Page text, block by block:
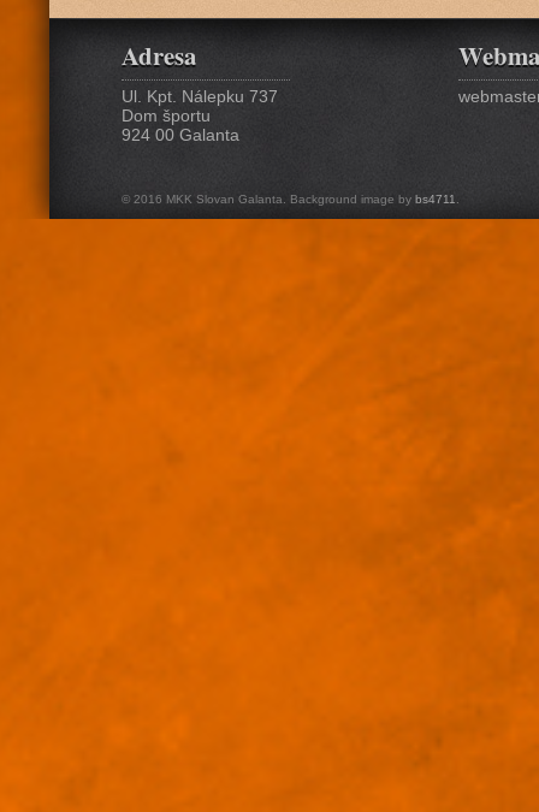
Adresa
Ul. Kpt. Nálepku 737
Dom športu
924 00 Galanta
© 2016 MKK Slovan Galanta. Background image by bs4711